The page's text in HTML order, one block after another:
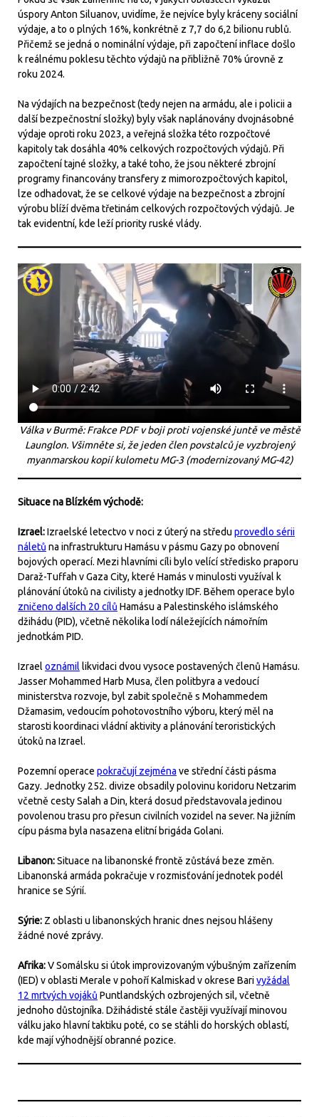
úspory Anton Siluanov, uvidíme, že nejvíce byly kráceny sociální
výdaje, a to o plných 16%, konkrétně z 7,7 do 6,2 bilionu rublů.
Přičemž se jedná o nominální výdaje, při započtení inflace došlo
k reálnému poklesu těchto výdajů na přibližně 70% úrovně z
roku 2024.
Na výdajích na bezpečnost (tedy nejen na armádu, ale i policii a
další bezpečnostní složky) byly však naplánovány dvojnásobné
výdaje oproti roku 2023, a veřejná složka této rozpočtové
kapitoly tak dosáhla 40% celkových rozpočtových výdajů. Při
započtení tajné složky, a také toho, že jsou některé zbrojní
programy financovány transfery z mimorozpočtových kapitol,
lze odhadovat, že se celkové výdaje na bezpečnost a zbrojní
výrobu blíží dvěma třetinám celkových rozpočtových výdajů. Je
tak evidentní, kde leží priority ruské vlády.
Válka v Burmě: Frakce PDF v boji proti vojenské juntě ve městě
Launglon. Všimněte si, že jeden člen povstalců je vyzbrojený
myanmarskou kopií kulometu MG-3 (modernizovaný MG-42)
Situace na Blízkém východě:
Izrael:Izraelské letectvo v noci z úterý na středu provedlo sérii
náletů na infrastrukturu Hamásu v pásmu Gazy po obnovení
bojových operací. Mezi hlavními cíli bylo velící středisko praporu
Daraž-Tuffah v Gaza City, které Hamás v minulosti využíval k
plánování útoků na civilisty a jednotky IDF. Během operace bylo
zničeno dalších 20 cílů Hamásu a Palestinského islámského
džihádu (PID), včetně několika lodí náležejících námořním
jednotkám PID.
Izrael oznámil likvidaci dvou vysoce postavených členů Hamásu.
Jasser Mohammed Harb Musa, člen politbyra a vedoucí
ministerstva rozvoje, byl zabit společně s Mohammedem
Džamasim, vedoucím pohotovostního výboru, který měl na
starosti koordinaci vládní aktivity a plánování teroristických
útoků na Izrael.
Pozemní operace pokračují zejména ve střední části pásma
Gazy. Jednotky 252. divize obsadily polovinu koridoru Netzarim
včetně cesty Salah a Din, která dosud představovala jedinou
povolenou trasu pro přesun civilních vozidel na sever. Na jižním
cípu pásma byla nasazena elitní brigáda Golani.
Libanon:Situace na libanonské frontě zůstává beze změn.
Libanonská armáda pokračuje v rozmisťování jednotek podél
hranice se Sýrií.
Sýrie: Z oblasti u libanonských hranic dnes nejsou hlášeny
žádné nové zprávy.
Afrika:V Somálsku si útok improvizovaným výbušným zařízením
(IED) v oblasti Merale v pohoří Kalmiskad v okrese Barivyžádal
12 mrtvých vojáků Puntlandských ozbrojených sil, včetně
jednoho důstojníka. Džihádisté stále častěji využívají minovou
válku jako hlavní taktiku poté, co se stáhli do horských oblastí,
kde mají výhodnější obranné pozice.